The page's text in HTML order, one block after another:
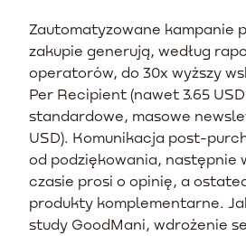
Zautomatyzowane kampanie
zakupie generują, według
operatorów, do 30x wyższy
Per Recipient (nawet 3.65
standardowe, masowe
USD). Komunikacja post-
od podziękowania, następnie
czasie prosi o opinię, a
produkty komplementarne.
study GoodMani, wdrożenie